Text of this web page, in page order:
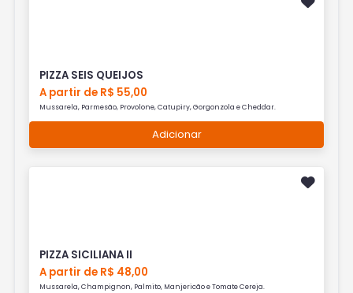
PIZZA SEIS QUEIJOS
A partir de R$ 55,00
Mussarela, Parmesão, Provolone, Catupiry, Gorgonzola e Cheddar.
Adicionar
PIZZA SICILIANA II
A partir de R$ 48,00
Mussarela, Champignon, Palmito, Manjericão e Tomate Cereja.